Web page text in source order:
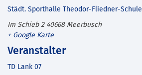
Städt. Sporthalle Theodor-Fliedner-Schule
Im Schieb 2 40668 Meerbusch
+ Google Karte
Veranstalter
TD Lank 07